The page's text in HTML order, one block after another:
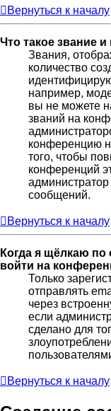
Вернуться к началу
Что такое звание и
Звания,
количество
например,
вы не можете
званий на
конференцию
того, чтобы
конференций
администратор
сообщений.
Вернуться к началу
Когда я щёлкаю по
войти на
Только
отправлять
через
если
сделано для
Вернуться к началу